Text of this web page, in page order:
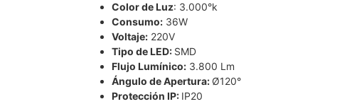
Color de Luz: 3.000°k
Consumo: 36W
Voltaje: 220V
Tipo de LED: SMD
Flujo Lumínico: 3.800 Lm
Ángulo de Apertura: Ø120°
Protección IP: IP20